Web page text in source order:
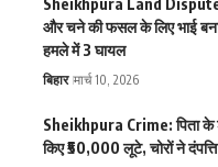
Sheikhpura Land
और चने की फसल के लिए भाई
हमले में 3 घायल
बिहार मार्च 10, 2026
Sheikhpura Crime: पिता के
किए ₹50,000 लूटे, चोरों ने